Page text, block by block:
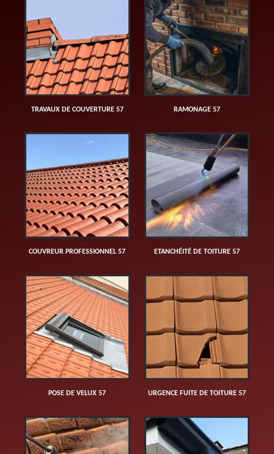
TRAVAUX DE COUVERTURE 57 RAMONAGE 57
COUVREUR PROFESSIONNEL 57 ETANCHÉITÉ DE TOITURE 57
POSE DE VELUX 57 URGENCE FUITE DE TOITURE 57